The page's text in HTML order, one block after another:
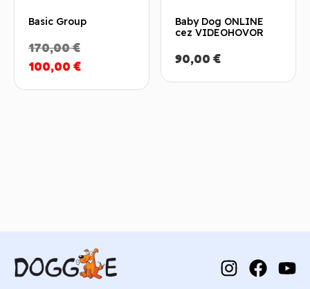
Basic Group
170,00€Pôvodná
cena
100,00 €Aktuálna
Baby Dog ONLINE
cez VIDEOHOVOR
90,00 €